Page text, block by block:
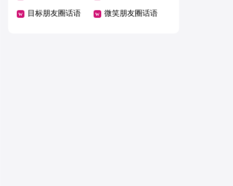
44条 80句
目标朋友圈话语 微笑朋友圈话语